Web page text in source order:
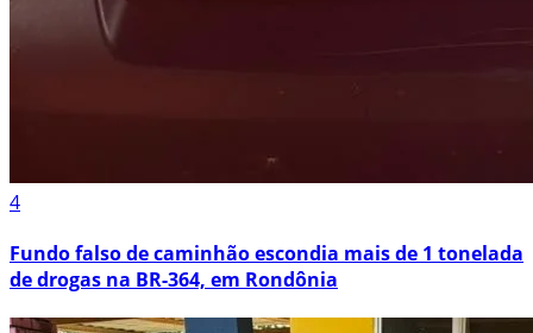
4
Fundo falso de caminhão escondia mais de 1 tonelada
de drogas na BR-364, em Rondônia